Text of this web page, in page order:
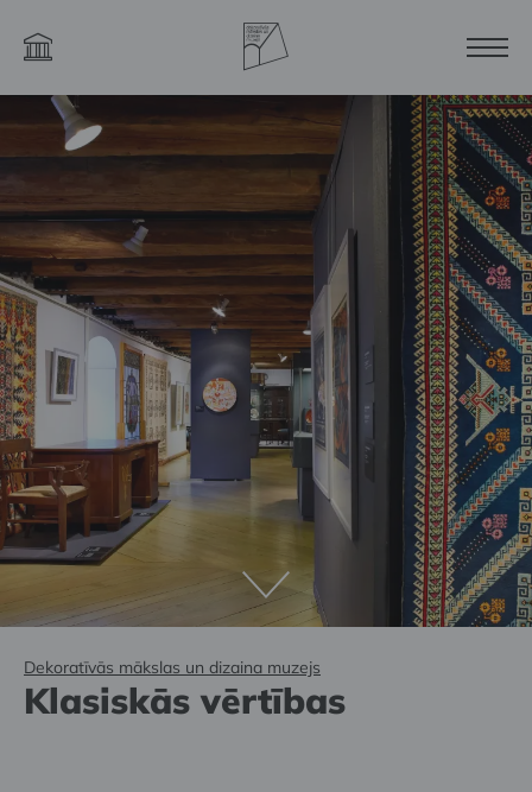
Dekoratīvās mākslas un dizaina muzejs
Klasiskās vērtības